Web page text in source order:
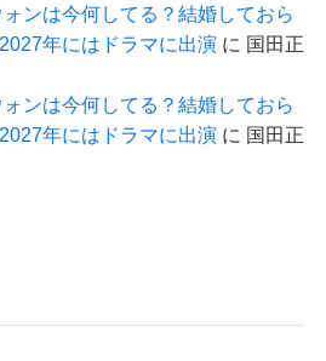
ォンは今何してる？結婚しておら
年にはドラマに出演に 国田正
ォンは今何してる？結婚しておら
年にはドラマに出演に 国田正